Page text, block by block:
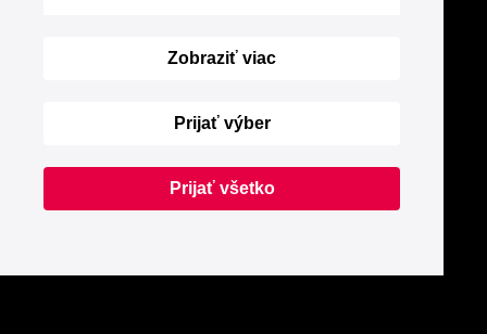
Zobraziť viac
Prijať výber
Prijať všetko